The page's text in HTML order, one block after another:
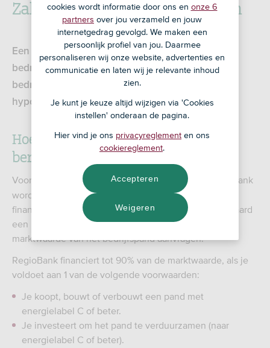
Zakelijke hypotheek berekenen
Een zakelijke hypotheek, ook wel een
bedrijfshypotheek genoemd, gebruik je om een
bedrijfspand te kopen. Ontdek hoe je zakelijke
hypotheek wordt berekend.
Hoe wordt je Bedrijfshypotheek
berekend?
Voor het bepalen van jeBedrijfshypotheek
bij RegioBank
wordt gekeken naar de waarde van het pand en de
financiële situatie van je onderneming. Je kunt standaard
een Bedrijfshypotheek tot maximaal 80% van de
marktwaarde van het bedrijfspand aanvragen.
RegioBank financiert tot 90% van de marktwaarde, als je
voldoet aan 1 van de volgende voorwaarden:
Je koopt, bouwt of verbouwt een pand met
energielabel C of beter.
Je investeert om het pand te verduurzamen (naar
energielabel C of beter).
cookies wordt informatie door ons en onze 6
partners over jou verzameld en jouw
internetgedrag gevolgd. We maken een
persoonlijk profiel van jou. Daarmee
personaliseren wij onze website, advertenties en
communicatie en laten wij je relevante inhoud
zien.
Je kunt je keuze altijd wijzigen via 'Cookies
instellen' onderaan de pagina.
Hier vind je ons privacyreglement en ons
cookiereglement.
Weigeren
Accepteren